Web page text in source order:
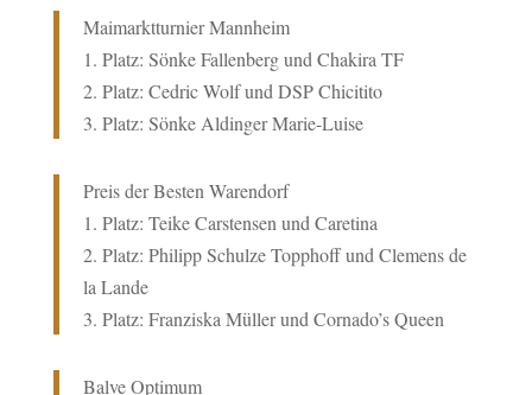
Maimarktturnier Mannheim
1. Platz: Sönke Fallenberg und Chakira TF
2. Platz: Cedric Wolf und DSP Chicitito
3. Platz: Sönke Aldinger Marie-Luise
Preis der Besten Warendorf
1. Platz: Teike Carstensen und Caretina
2. Platz: Philipp Schulze Topphoff und Clemens de
la Lande
3. Platz: Franziska Müller und Cornado’s Queen
Balve Optimum